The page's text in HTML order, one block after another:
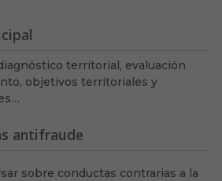
territorial, evaluación
objetivos territoriales y
antifraude
sobre conductas contrarias a la